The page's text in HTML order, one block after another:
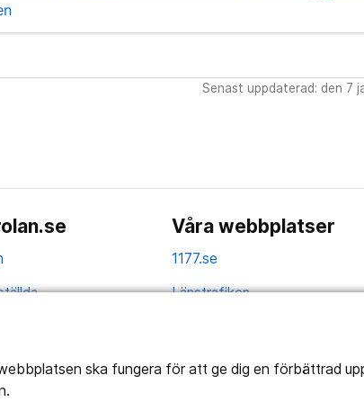
ska fungera för att ge dig en förbättrad
Senast uppdaterad: den 7
Våra webbplatser
1177.se
Länstrafiken